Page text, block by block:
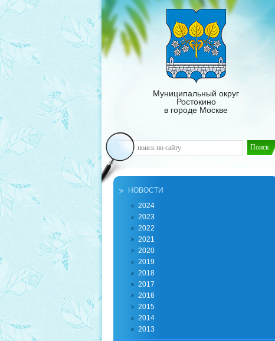
Муниципальный округ
Ростокино
в городе Москве
НОВОСТИ
2024
2023
2022
2021
2020
2019
2018
2017
2016
2015
2014
2013